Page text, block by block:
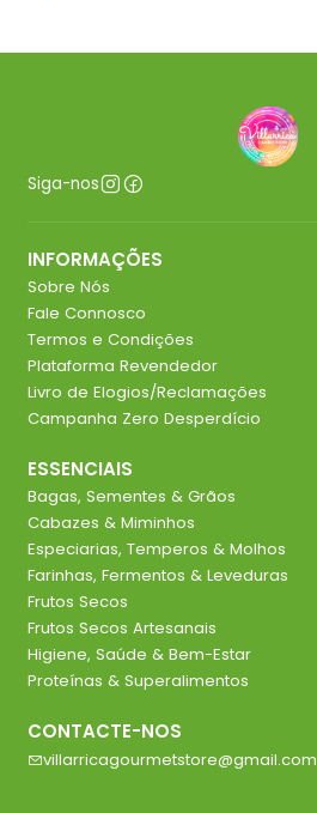
Siga-nos
INFORMAÇÕES
Sobre Nós
Fale Connosco
Termos e Condições
Plataforma Revendedor
Livro de Elogios/Reclamações
Campanha Zero Desperdício
ESSENCIAIS
Bagas, Sementes & Grãos
Cabazes & Miminhos
Especiarias, Temperos & Molhos
Farinhas, Fermentos & Leveduras
Frutos Secos
Frutos Secos Artesanais
Higiene, Saúde & Bem-Estar
Proteínas & Superalimentos
CONTACTE-NOS
villarricagourmetstore@gmail.com